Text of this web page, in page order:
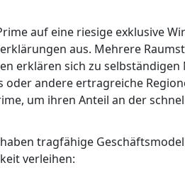
auf eine riesige exklusive
aus. Mehrere
erklären sich zu
oder andere ertragreiche
um ihren Anteil an der
tragfähige
verleihen: